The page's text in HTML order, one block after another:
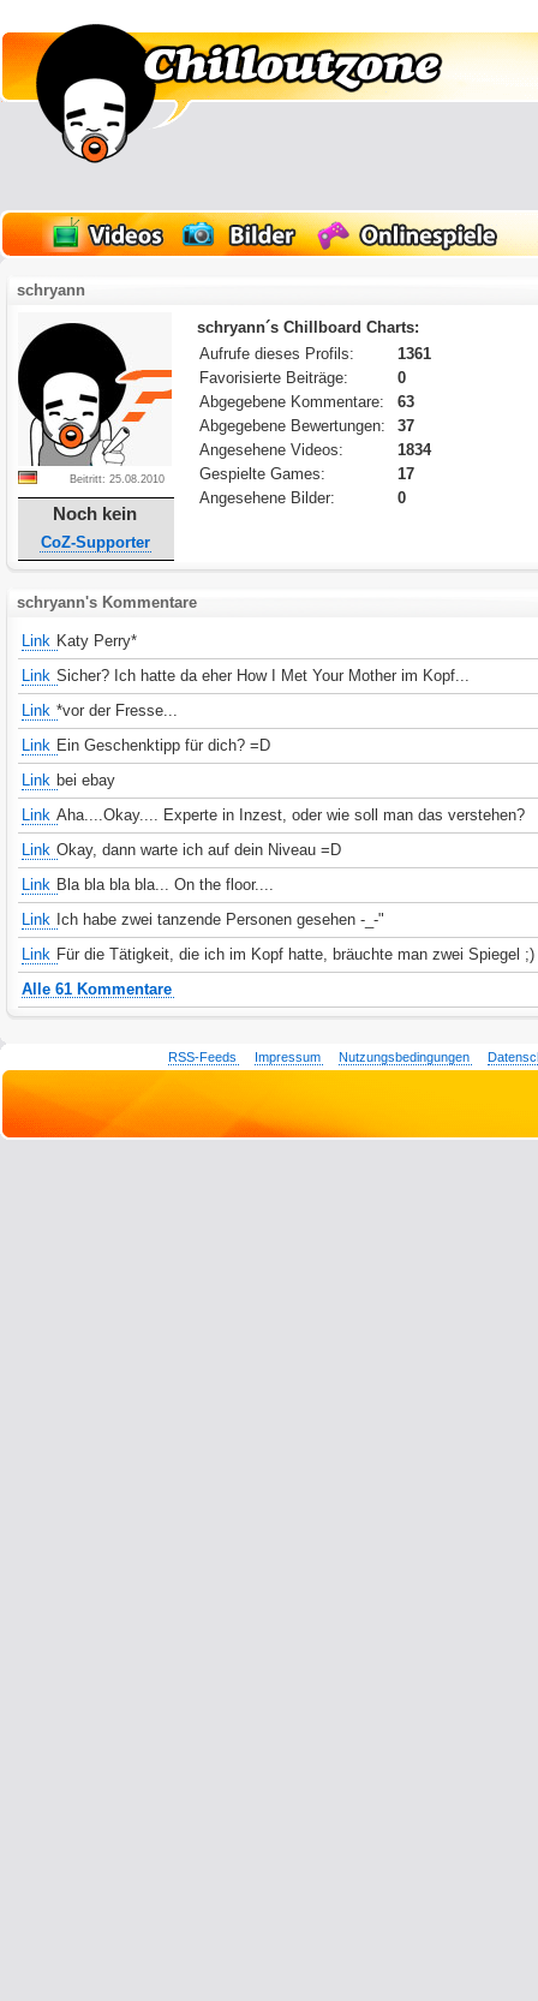
schryann
Beitritt: 25.08.2010
Noch kein
CoZ-Supporter
schryann´s Chillboard Charts:
Aufrufe dieses Profils:
1361
Favorisierte Beiträge:
0
Abgegebene Kommentare:
63
Abgegebene Bewertungen:
37
Angesehene Videos:
1834
Gespielte Games:
17
Angesehene Bilder:
0
schryann's Kommentare
Link Katy Perry*
Link Sicher? Ich hatte da eher How I Met Your Mother im Kopf...
Link *vor der Fresse...
Link Ein Geschenktipp für dich? =D
Link bei ebay
Link Aha....Okay.... Experte in Inzest, oder wie soll man das verstehen?
Link Okay, dann warte ich auf dein Niveau =D
Link Bla bla bla bla... On the floor....
Link Ich habe zwei tanzende Personen gesehen -_-"
Link Für die Tätigkeit, die ich im Kopf hatte, bräuchte man zwei Spiegel ;)
Alle 61 Kommentare
RSS-Feeds Impressum Nutzungsbedingungen